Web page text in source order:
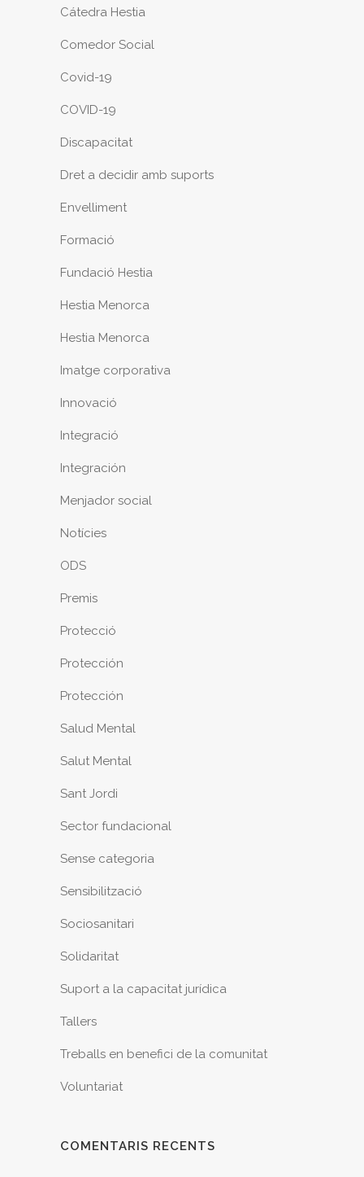
Cátedra Hestia
Comedor Social
Covid-19
COVID-19
Discapacitat
Dret a decidir amb suports
Envelliment
Formació
Fundació Hestia
Hestia Menorca
Hestia Menorca
Imatge corporativa
Innovació
Integració
Integración
Menjador social
Notícies
ODS
Premis
Protecció
Protección
Protección
Salud Mental
Salut Mental
Sant Jordi
Sector fundacional
Sense categoria
Sensibilització
Sociosanitari
Solidaritat
Suport a la capacitat jurídica
Tallers
Treballs en benefici de la comunitat
Voluntariat
COMENTARIS RECENTS